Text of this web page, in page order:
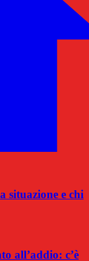
situazione e chi
all’addio: c’è